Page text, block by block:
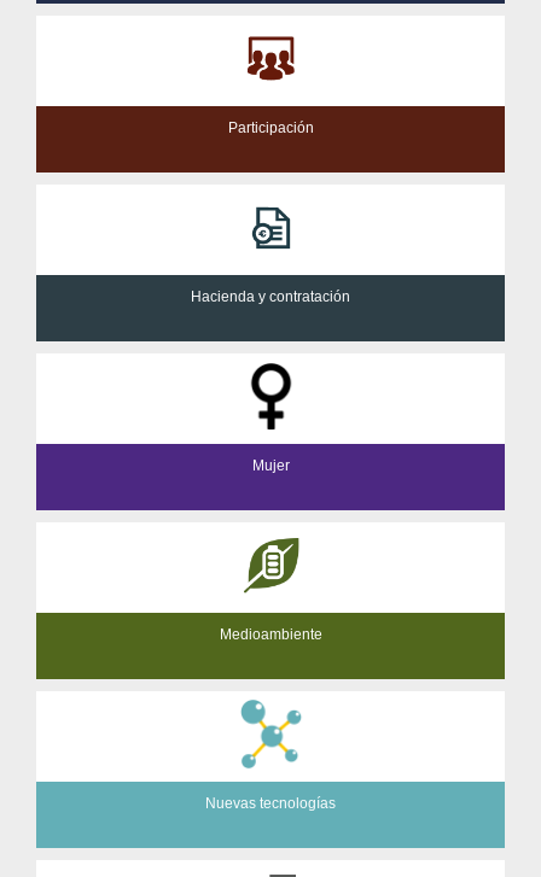
Participación
Hacienda y contratación
Mujer
Medioambiente
Nuevas tecnologías